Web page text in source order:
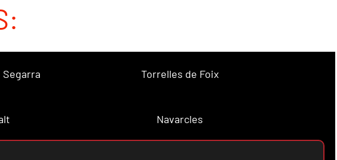
Torrelles de Foix
Navarcles